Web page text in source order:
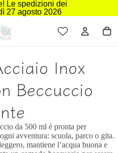
Le spedizioni dei
27 agosto 2026
Inox
Beccuccio
da 500 ml è pronta per
avventura: scuola, parco o gita.
mantiene l’acqua buona e